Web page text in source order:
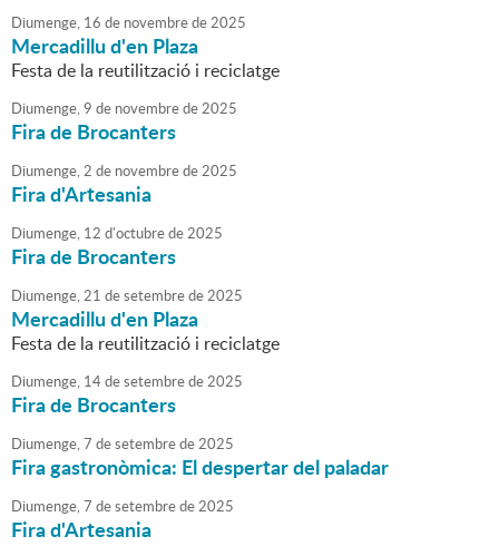
Diumenge, 16 de novembrede2025
Mercadillu d'en Plaza
Festa de la reutilització i reciclatge
Diumenge,9 de novembrede2025
Fira de Brocanters
Diumenge,2 de novembrede2025
Fira d'Artesania
Diumenge, 12 d'octubrede2025
Fira de Brocanters
Diumenge,21 desetembrede2025
Mercadillu d'en Plaza
Festa de la reutilització i reciclatge
Diumenge, 14desetembrede2025
Fira de Brocanters
Diumenge,7 desetembrede2025
Fira gastronòmica: El despertar del paladar
Diumenge,7 desetembrede2025
Fira d'Artesania